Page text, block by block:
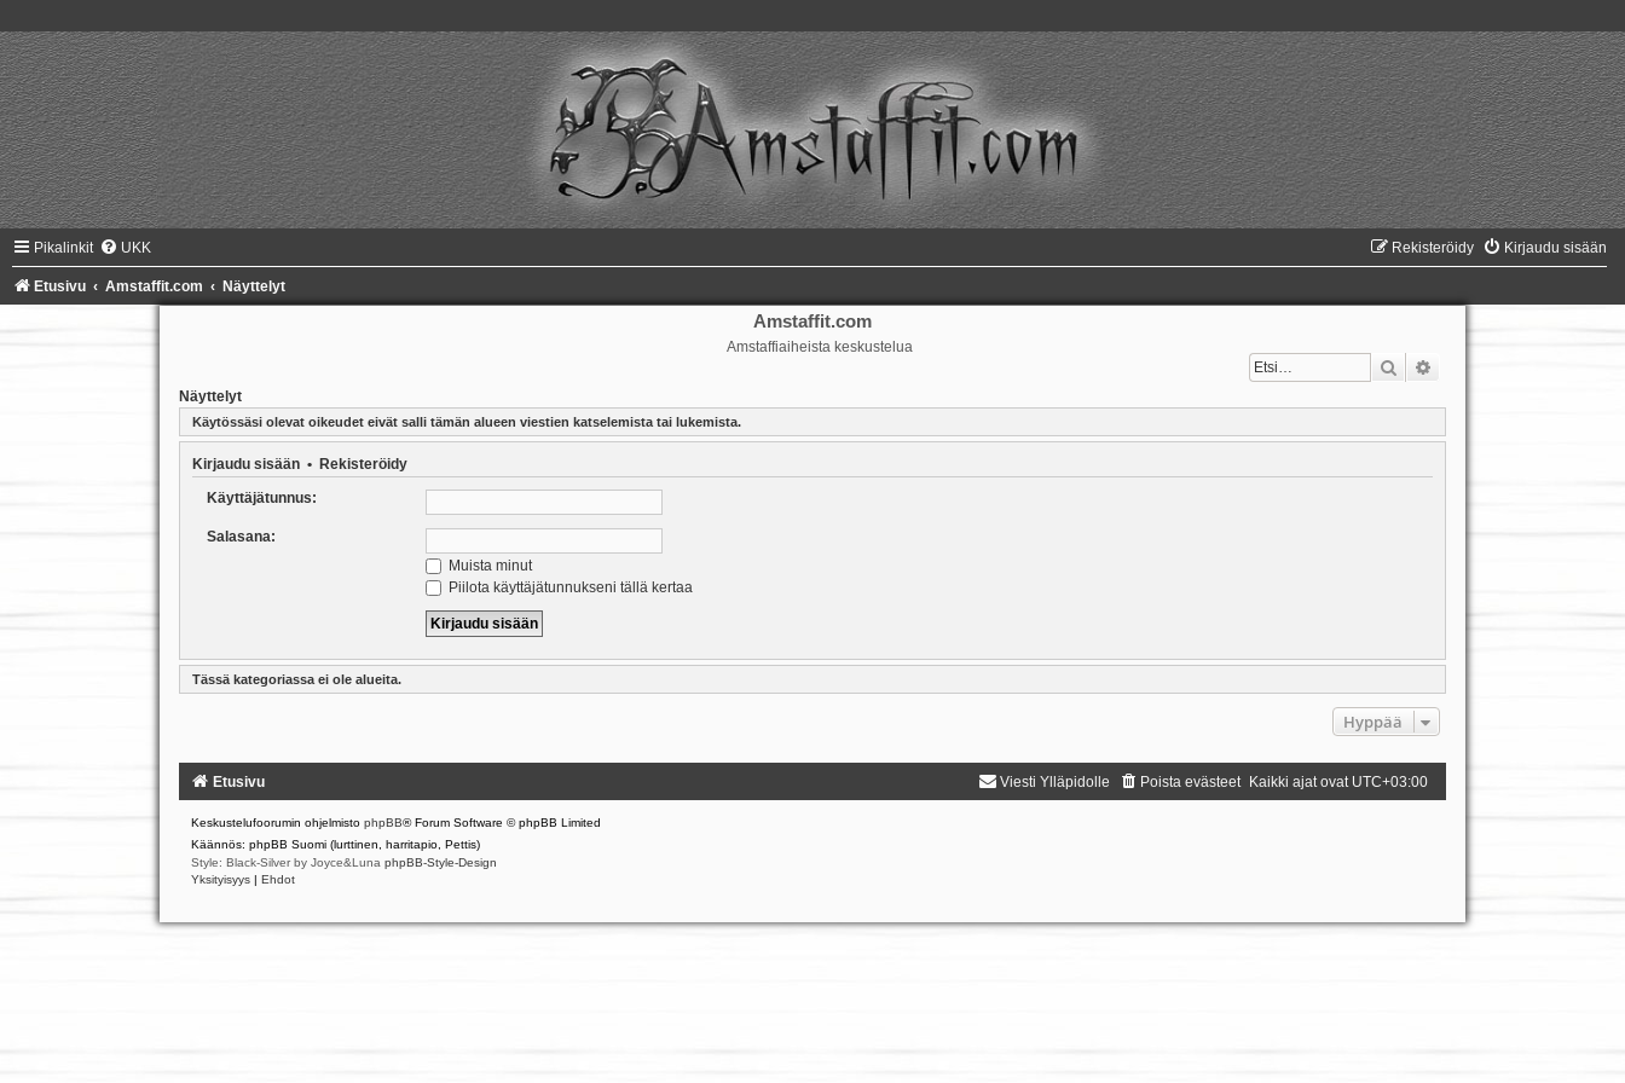
Pikalinkit UKK Kirjaudu sisään
Rekisteröidy
Etusivu Amstaffit.com Näyttelyt
Amstaffit.com
Amstaffiaiheista keskustelua
Etsi
Näyttelyt
Käytössäsi olevat oikeudet eivät salli tämän alueen viestien katselemista tai lukemista.
Kirjaudu sisään• Rekisteröidy
Käyttäjätunnus:
Salasana:
Muista minut
Piilota käyttäjätunnukseni tällä kertaa
Tässä kategoriassa ei ole alueita.
Hyppää
Etusivu Kaikki ajat ovat UTC+03:00
Poista evästeet
Viesti Ylläpidolle
Keskustelufoorumin ohjelmisto phpBB® Forum Software © phpBB Limited
Käännös: phpBB Suomi (lurttinen, harritapio, Pettis)
Style: Black-Silver by Joyce&Luna phpBB-Style-Design
Yksityisyys | Ehdot